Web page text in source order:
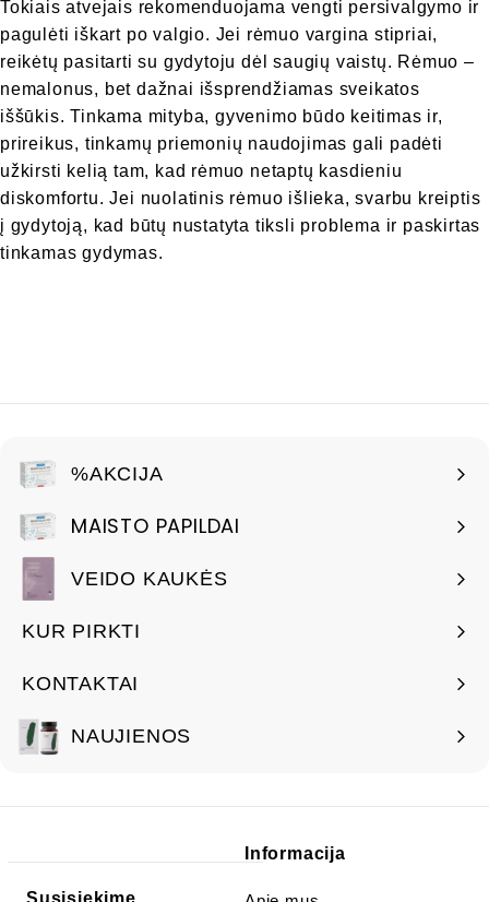
Tokiais atvejais rekomenduojama vengti persivalgymo ir
pagulėti iškart po valgio. Jei rėmuo vargina stipriai,
reikėtų pasitarti su gydytoju dėl saugių vaistų. Rėmuo –
nemalonus, bet dažnai išsprendžiamas sveikatos
iššūkis. Tinkama mityba, gyvenimo būdo keitimas ir,
prireikus, tinkamų priemonių naudojimas gali padėti
užkirsti kelią tam, kad rėmuo netaptų kasdieniu
diskomfortu. Jei nuolatinis rėmuo išlieka, svarbu kreiptis
į gydytoją, kad būtų nustatyta tiksli problema ir paskirtas
tinkamas gydymas.
%AKCIJA
MAISTO PAPILDAI
VEIDO KAUKĖS
KUR PIRKTI
KONTAKTAI
NAUJIENOS
Susisiekime
Informacija